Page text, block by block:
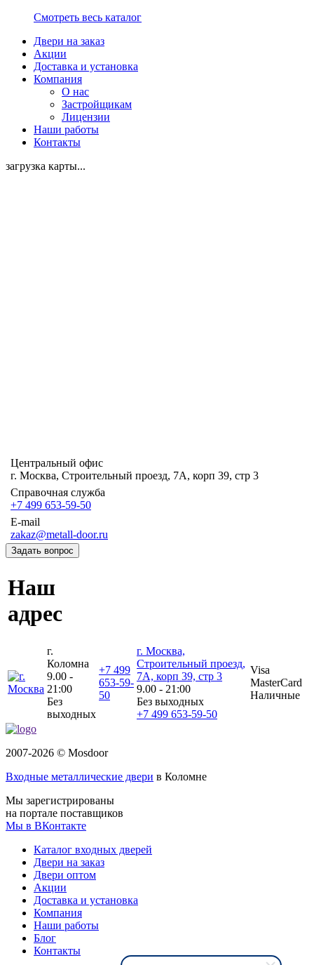
Смотреть весь каталог
Двери на заказ
Акции
Доставка и установка
Компания
О нас
Застройщикам
Лицензии
Наши работы
Контакты
загрузка карты...
Центральный офис
г. Москва, Строительный проезд, 7А, корп 39, стр 3
Справочная служба
+7 499 653-59-50
E-mail
zakaz@metall-door.ru
Задать вопрос
Наш
адрес
г.
Коломна
9.00 -
21:00
Без
выходных
+7 499
653-59-
50
г. Москва,
Строительный проезд,
7А, корп 39, стр 3
9.00 - 21:00
Без выходных
+7 499 653-59-50
Visa
MasterCard
Наличные
2007-2026 © Mosdoor
Входные металлические двери в Коломне
Мы зарегистрированы
на портале поставщиков
Мы в ВКонтакте
Каталог входных дверей
Двери на заказ
Двери оптом
Акции
Доставка и установка
Компания
Наши работы
Блог
Контакты